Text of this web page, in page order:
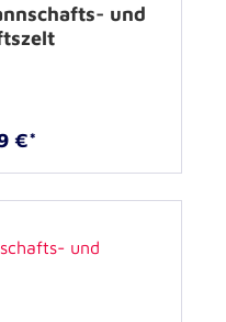
und
€*